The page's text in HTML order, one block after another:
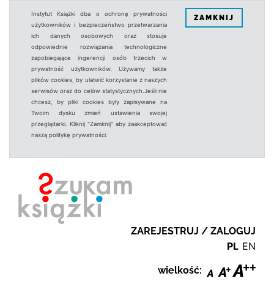
Instytut Książki dba o ochronę prywatności
użytkowników i bezpieczeństwo przetwarzania
ich danych osobowych oraz stosuje
odpowiednie rozwiązania technologiczne
zapobiegające ingerencji osób trzecich w
prywatność użytkowników. Używamy także
plików cookies, by ułatwić korzystanie z naszych
serwisów oraz do celów statystycznych.Jeśli nie
chcesz, by pliki cookies były zapisywane na
Twoim dysku zmień ustawienia swojej
przeglądarki. Kliknij "Zamknij" aby zaakceptować
naszą politykę prywatności.
ZAMKNIJ
ZAREJESTRUJ / ZALOGUJ
PL EN
wielkość: